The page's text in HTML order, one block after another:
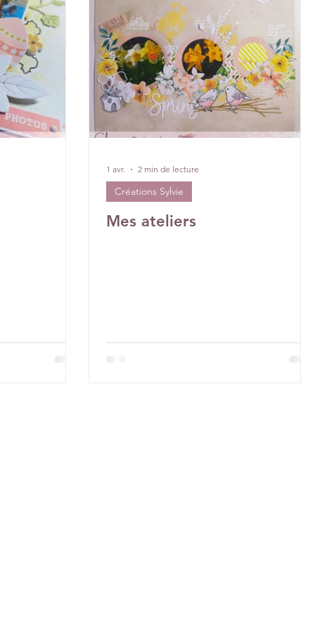
de l’année écoulée Invitées surprise pages
Mes ateliers
Créations Sylvie
1 avr. 2 min de lecture